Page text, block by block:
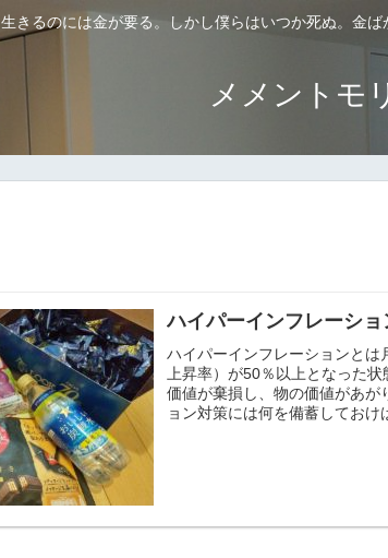
生きるのには金が要る。しかし僕らはいつか死ぬ。金
メメントモ
ハイパーインフレーシ
ハイパーインフレーションとは
上昇率）が50％以上となった
価値が棄損し、物の価値があが
ョン対策には何を備蓄しておけ